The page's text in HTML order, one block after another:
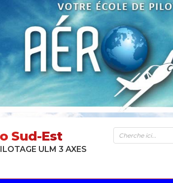
Sud-Est
ULM 3 AXES